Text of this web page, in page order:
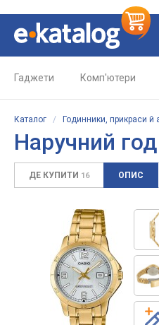
Гаджети Комп'ютери
Каталог / Годинники, прикраси й
Наручний
ДЕ КУПИТИ 16 ОПИС